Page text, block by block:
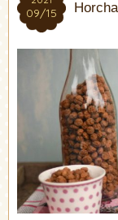
09/15
09/15